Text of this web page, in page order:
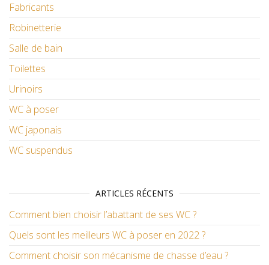
Fabricants
Robinetterie
Salle de bain
Toilettes
Urinoirs
WC à poser
WC japonais
WC suspendus
ARTICLES RÉCENTS
Comment bien choisir l’abattant de ses WC ?
Quels sont les meilleurs WC à poser en 2022 ?
Comment choisir son mécanisme de chasse d’eau ?